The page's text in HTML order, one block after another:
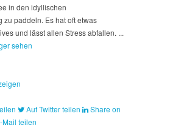
in den idyllischen
zu paddeln. Es hat oft etwas
und lässt allen Stress abfallen. ...
sehen
Auf Twitter teilen
Share on
Mail teilen